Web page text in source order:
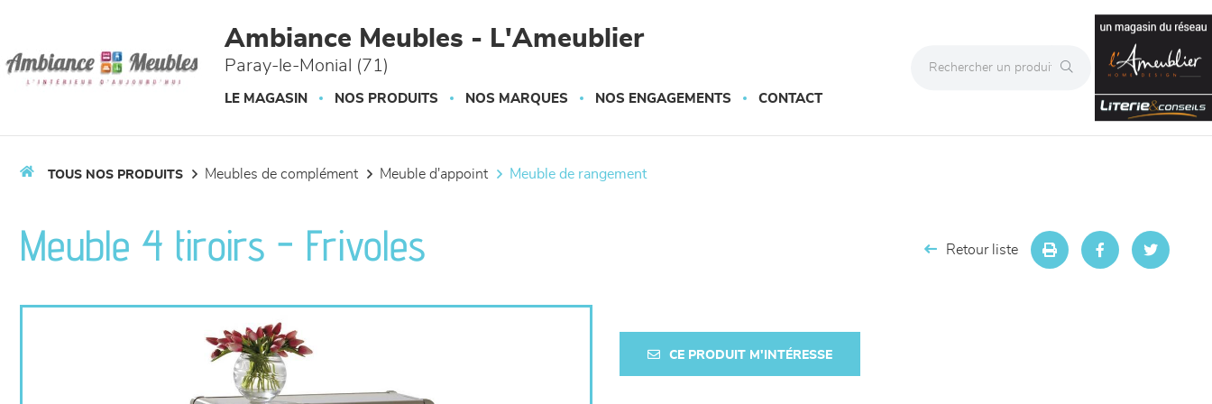
Ambiance Meubles - L'Ameublier
Paray-le-Monial (71)
LE MAGASIN NOS PRODUITS NOS MARQUES NOS ENGAGEMENTS CONTACT
TOUS NOS PRODUITS meubles de complément meuble d'appoint meuble de rangement
Meuble 4 tiroirs - Frivoles Retour liste
CE PRODUIT M'INTÉRESSE